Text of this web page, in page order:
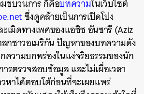
ขบวนการ ก็คือบทความในเว็บไซต์
ซึ่งดูคล้ายเป็นการเปิดโปง
เมิดทางเพศของแอซิซ อันซารี (Aziz
กชาวอเมริกัน ปัญหาของบทความดัง
ความบกพร่องในแง่จริยธรรมของนัก
ตรวจสอบข้อมูล และไม่เผื่อเวลา
หาได้ตอบโต้ก่อนที่จะเผยแพร่